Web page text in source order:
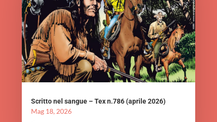
Scritto nel sangue – Tex n.786 (aprile 2026)
Mag 18, 2026